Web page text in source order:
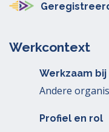
Werkcontext
Werkzaam bij
Andere
Profiel en rol